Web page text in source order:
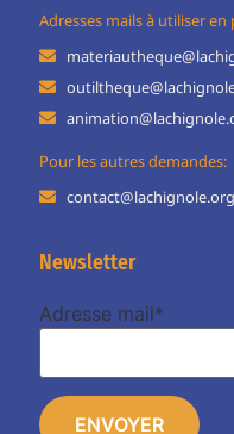
Adresses mails à utiliser
Pour les autres demandes:
contact@lachignole.org
Newsletter
Adresse mail*